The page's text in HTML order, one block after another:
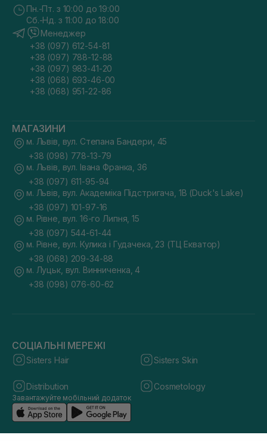
Пн.-Пт. з 10:00 до 19:00
Сб.-Нд. з 11:00 до 18:00
Менеджер
+38 (097) 612-54-81
+38 (097) 788-12-88
+38 (097) 983-41-20
+38 (068) 693-46-00
+38 (068) 951-22-86
МАГАЗИНИ
м. Львів, вул. Степана Бандери, 45
+38 (098) 778-13-79
м. Львів, вул. Івана Франка, 36
+38 (097) 611-95-94
м. Львів, вул. Академіка Підстригача, 1В (Duck's Lake)
+38 (097) 101-97-16
м. Рівне, вул. 16-го Липня, 15
+38 (097) 544-61-44
м. Рівне, вул. Кулика і Гудачека, 23 (ТЦ Екватор)
+38 (068) 209-34-88
м. Луцьк, вул. Винниченка, 4
+38 (098) 076-60-62
СОЦІАЛЬНІ МЕРЕЖІ
Sisters Hair Sisters Skin
Distribution Cosmetology
Завантажуйте мобільний додаток